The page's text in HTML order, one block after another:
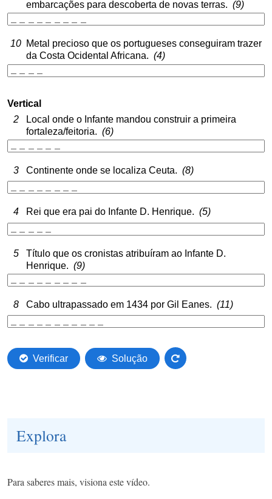
Explora
Para saberes mais, visiona este vídeo.